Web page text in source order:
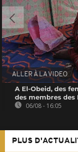
ALLER À LA VIDEO
A El-Obeid, des
des membres des
06/08 - 16:05
PLUS